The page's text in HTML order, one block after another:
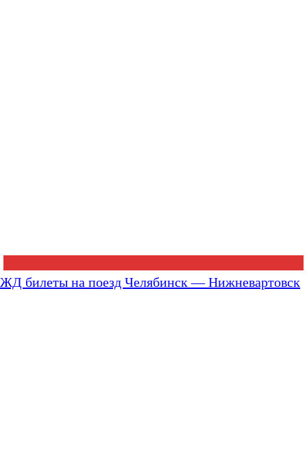
ЖД билеты на поезд Челябинск — Нижневартовск